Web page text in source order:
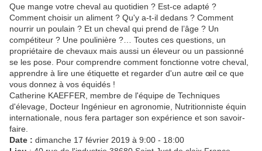
Que mange votre cheval au quotidien ? Est-ce adapté ?
Comment choisir un aliment ? Qu'y a-t-il dedans ? Comment
nourrir un poulain ? Et un cheval qui prend de l’âge ? Un
compétiteur ? Une poulinière ?… Toutes ces questions, un
propriétaire de chevaux mais aussi un éleveur ou un passionné
se les pose. Pour comprendre comment fonctionne votre cheval,
apprendre à lire une étiquette et regarder d'un autre œil ce que
vous donnez à vos équidés !
Catherine KAEFFER, membre de l'équipe de Techniques
d'élevage, Docteur Ingénieur en agronomie, Nutritionniste équin
internationale, nous fera partager son expérience et son savoir-
faire.
Date : dimanche 17 février 2019 à 9:00 - 18:00